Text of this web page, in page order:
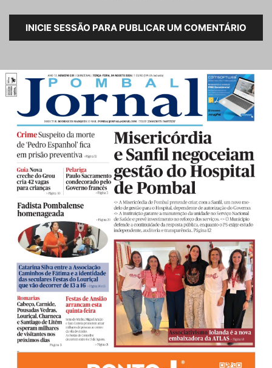
INICIE SESSÃO PARA PUBLICAR UM COMENTÁRIO